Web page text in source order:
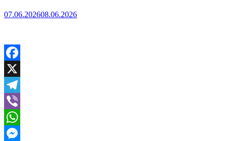
07.06.202608.06.2026
Facebook
X
Telegram
Viber
WhatsApp